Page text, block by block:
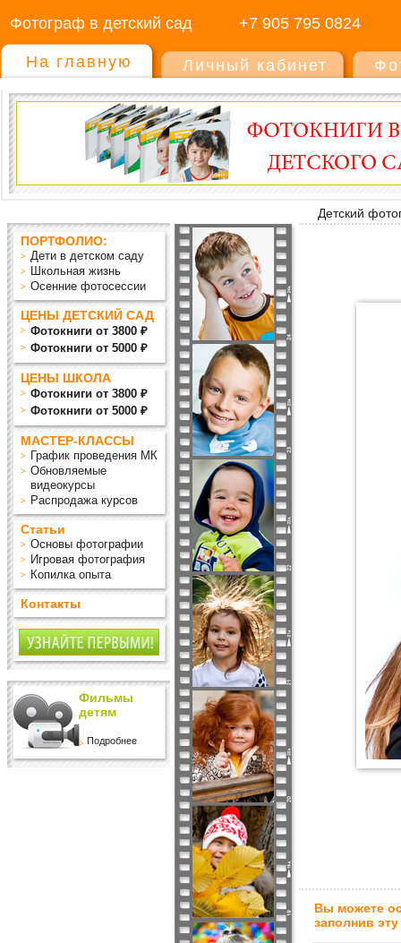
Фотограф в детский сад +7 905 795 0824
На главную Личный кабинет
Детский
ПОРТФОЛИО:
Дети в детском саду
Школьная жизнь
Осенние фотосессии
ЦЕНЫ ДЕТСКИЙ САД
Фотокниги от 3800 ₽
Фотокниги от 5000 ₽
ЦЕНЫ ШКОЛА
Фотокниги от 3800 ₽
Фотокниги от 5000 ₽
МАСТЕР-КЛАССЫ
График проведения МК
Обновляемые
видеокурсы
Распродажа курсов
Статьи
Основы фотографии
Игровая фотография
Копилка опыта
Контакты
Фильмы
детям
Подробнее
Вы можете
заполнив